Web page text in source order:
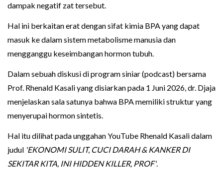
dampak negatif zat tersebut.
Hal ini berkaitan erat dengan sifat kimia BPA yang dapat
masuk ke dalam sistem metabolisme manusia dan
mengganggu keseimbangan hormon tubuh.
Dalam sebuah diskusi di program siniar (podcast) bersama
Prof. Rhenald Kasali yang disiarkan pada 1 Juni 2026, dr. Djaja
menjelaskan sala satunya bahwa BPA memiliki struktur yang
menyerupai hormon sintetis.
Hal itu dilihat pada unggahan YouTube Rhenald Kasali dalam
judul 'EKONOMI SULIT, CUCI DARAH & KANKER DI
SEKITAR KITA, INI HIDDEN KILLER, PROF'.